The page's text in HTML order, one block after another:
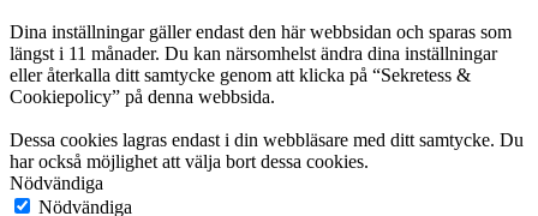
Dina inställningar gäller endast den här webbsidan och sparas som
längst i 11 månader. Du kan närsomhelst ändra dina inställningar
eller återkalla ditt samtycke genom att klicka på “Sekretess &
Cookiepolicy” på denna webbsida.
Dessa cookies lagras endast i din webbläsare med ditt samtycke. Du
har också möjlighet att välja bort dessa cookies.
Nödvändiga
Nödvändiga